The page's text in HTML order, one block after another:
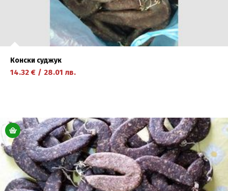
Конски суджук
14.32 € / 28.01 лв.
научете повече